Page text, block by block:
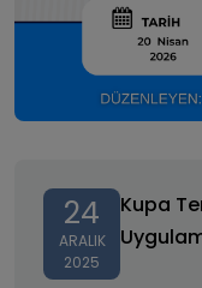
24
ARALIK
2025
Kupa
Süreçleri ve